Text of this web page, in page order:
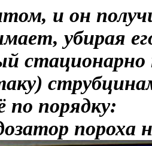
и он
убирая
стационарно
по порядку:
пороха